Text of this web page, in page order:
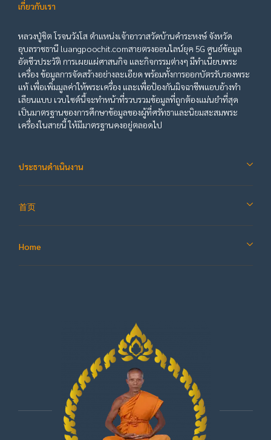
เกี่ยวกับเรา
หลวงปู่ชิต โรจนวังโส ตำแหน่งเจ้าอาวาสวัดบ้านคำระหงษ์ จังหวัด
อุบลราชธานี luangpoochit.comสายตรงออนไลน์ยุค 5G ศูนย์ข้อมูล
อัตชีวประวัติ การเผยแผ่ศาสนกิจ และกิจกรรมต่างๆ มีทำเนียบพระ
เครื่อง ข้อมูลการจัดสร้างอย่างละเอียด พร้อมทั้งการออกบัตรรับรองพระ
แท้ เพื่อเพิ่มมูลค่าให้พระเครื่อง และเพื่อป้องกันมิจฉาชีพแอบอ้างทำ
เลียนแบบ เวบไซต์นี้จะทำหน้าที่รวบรวมข้อมูลที่ถูกต้องแม่นยำที่สุด
เป็นมาตรฐานของการศึกษาข้อมูลของผู้ที่ศรัทธาและนิยมสะสมพระ
เครื่องในสายนี้ ให้มีมาตรฐานคงอยู่ตลอดไป
ประธานดำเนินงาน
首页
Home